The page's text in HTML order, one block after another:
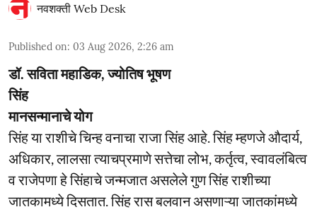
नवशक्ती Web Desk
Published on: 03 Aug 2026, 2:26 am
डॉ. सविता महाडिक, ज्योतिष भूषण
सिंह
मानसन्मानाचे योग
सिंह या राशीचे चिन्ह वनाचा राजा सिंह आहे. सिंह म्हणजे औदार्य,
अधिकार, लालसा त्याचप्रमाणे सत्तेचा लोभ, कर्तृत्व, स्वावलंबित्व
व राजेपणा हे सिंहाचे जन्मजात असलेले गुण सिंह राशीच्या
जातकामध्ये दिसतात. सिंह रास बलवान असणाऱ्या जातकांमध्ये